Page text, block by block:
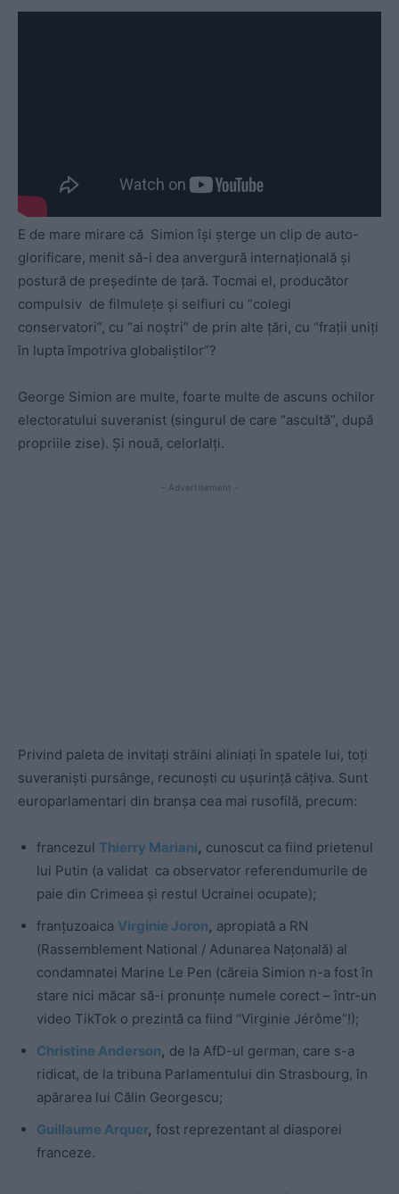
E de mare mirare că Simion își șterge un clip de auto-
glorificare, menit să-i dea anvergură internațională și
postură de președinte de țară. Tocmai el, producător
compulsiv de filmulețe și selfiuri cu “colegi
conservatori”, cu “ai noștri” de prin alte țări, cu “frații uniți
în lupta împotriva globaliștilor”?
George Simion are multe, foarte multe de ascuns ochilor
electoratului suveranist (singurul de care “ascultă”, după
propriile zise). Și nouă, celorlalți.
- Advertisement -
Privind paleta de invitați străini aliniați în spatele lui, toți
suveraniști pursânge, recunoști cu ușurință câțiva. Sunt
europarlamentari din branșa cea mai rusofilă, precum:
francezul Thierry Mariani, cunoscut ca fiind prietenul
lui Putin (a validat ca observator referendumurile de
paie din Crimeea și restul Ucrainei ocupate);
franțuzoaica Virginie Joron, apropiată a RN
(Rassemblement National / Adunarea Națonală) al
condamnatei Marine Le Pen (căreia Simion n-a fost în
stare nici măcar să-i pronunțe numele corect – într-un
video TikTok o prezintă ca fiind “Virginie Jérôme”!);
Christine Anderson, de la AfD-ul german, care s-a
ridicat, de la tribuna Parlamentului din Strasbourg, în
apărarea lui Călin Georgescu;
Guillaume Arquer, fost reprezentant al diasporei
franceze.